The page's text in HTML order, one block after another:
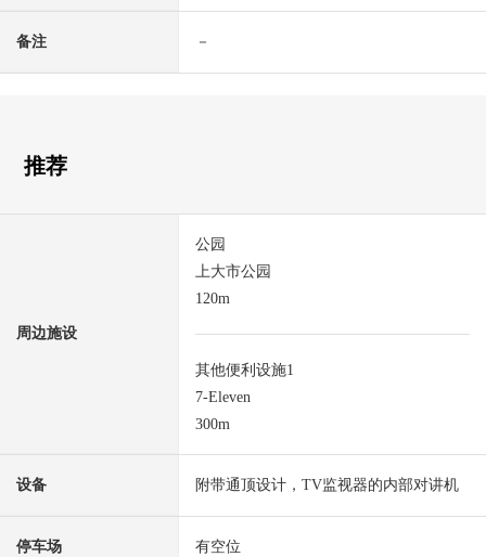
备注 －
推荐
周边施设
公园
上大市公园
120m
其他便利设施1
7-Eleven
300m
设备 附带通顶设计，TV监视器的内部对讲机
停车场 有空位